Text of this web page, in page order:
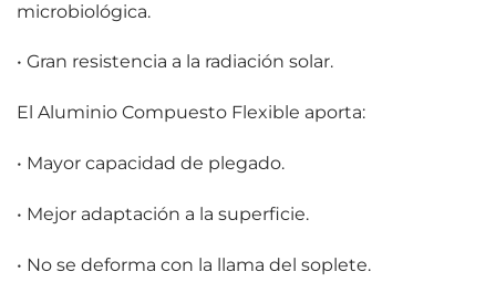
microbiológica.
• Gran resistencia a la radiación solar.
El Aluminio Compuesto Flexible aporta:
• Mayor capacidad de plegado.
• Mejor adaptación a la superficie.
• No se deforma con la llama del soplete.